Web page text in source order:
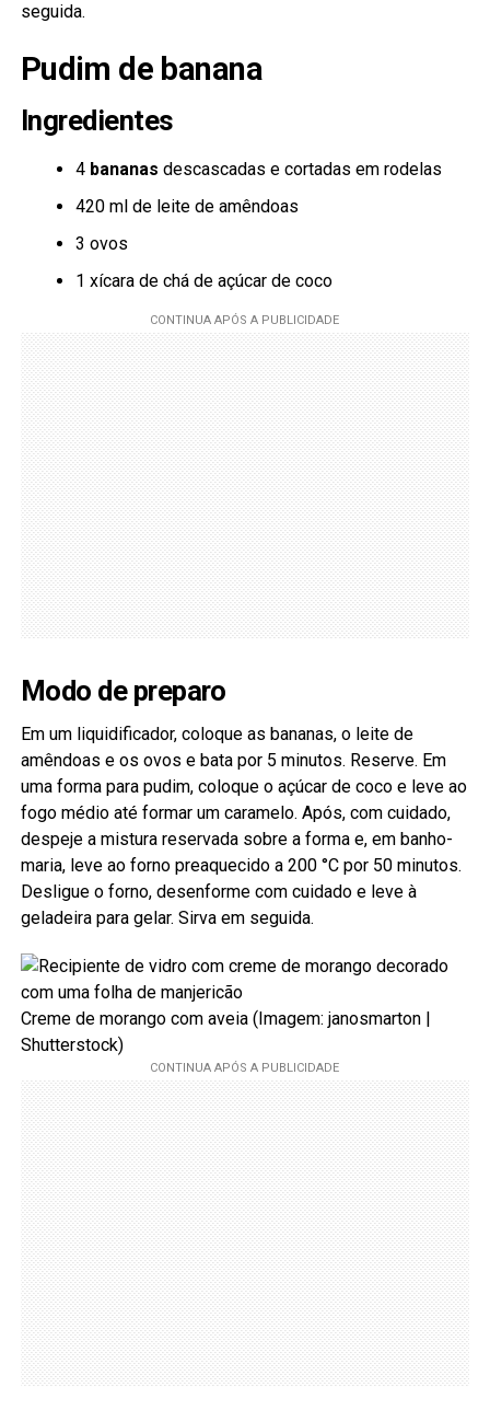
seguida.
Pudim de banana
Ingredientes
4 bananas descascadas e cortadas em rodelas
420 ml de leite de amêndoas
3 ovos
1 xícara de chá de açúcar de coco
Modo de preparo
Em um liquidificador, coloque as bananas, o leite de
amêndoas e os ovos e bata por 5 minutos. Reserve. Em
uma forma para pudim, coloque o açúcar de coco e leve ao
fogo médio até formar um caramelo. Após, com cuidado,
despeje a mistura reservada sobre a forma e, em banho-
maria, leve ao forno preaquecido a 200 °C por 50 minutos.
Desligue o forno, desenforme com cuidado e leve à
geladeira para gelar. Sirva em seguida.
Creme de morango com aveia (Imagem: janosmarton |
Shutterstock)